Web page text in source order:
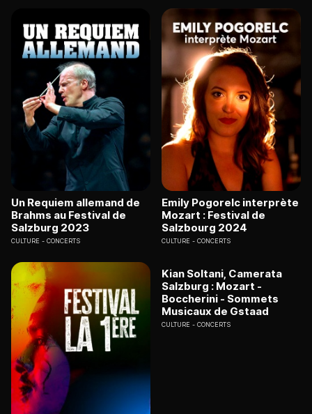
Un Requiem allemand de
Brahms au Festival de
Salzburg 2023
CULTURE CONCERTS
Emily Pogorelc interprète
Mozart : Festival de
Salzbourg 2024
CULTURE CONCERTS
Kian Soltani, Camerata
Salzburg : Mozart -
Boccherini - Sommets
Musicaux de Gstaad
CULTURE CONCERTS